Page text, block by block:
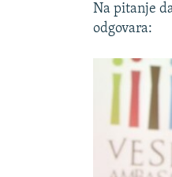
Na pitanje
odgovara: